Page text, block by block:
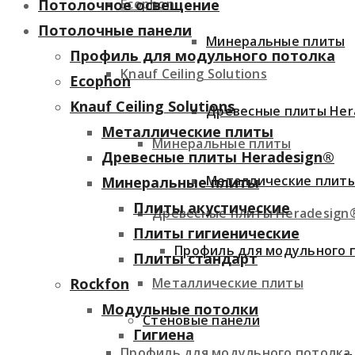
Ecophon
Knauf Ceiling Solutions
Минеральные плиты
Древесные плиты
Металлические плиты
Минеральные плиты
Древесные плиты
Металлические
Профиль для модульного
Стеновые панели
Потолочное освещение
Потолочные панели
Профиль для модульного потолка
Ecophon
Knauf Ceiling Solutions
Металлические плиты
Древесные плиты Heradesign®
Минеральные плиты
Плиты акустические
Плиты гигиенические
Плиты стандарт
Rockfon
Модульные потолки
Гигиена